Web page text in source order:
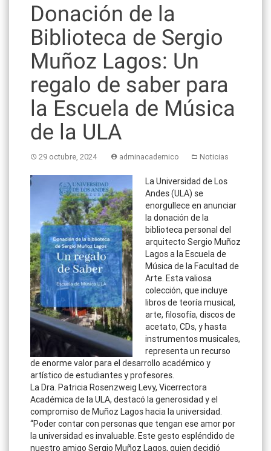
Donación de la
Biblioteca de Sergio
Muñoz Lagos: Un
regalo de saber para
la Escuela de Música
de la ULA
29 octubre, 2024 adminacademico Noticias
La Universidad de Los
Andes (ULA) se
enorgullece en anunciar
la donación de la
biblioteca personal del
arquitecto Sergio Muñoz
Lagos a la Escuela de
Música de la Facultad de
Arte. Esta valiosa
colección, que incluye
libros de teoría musical,
arte, filosofía, discos de
acetato, CDs, y hasta
instrumentos musicales,
representa un recurso
de enorme valor para el desarrollo académico y
artístico de estudiantes y profesores.
La Dra. Patricia Rosenzweig Levy, Vicerrectora
Académica de la ULA, destacó la generosidad y el
compromiso de Muñoz Lagos hacia la universidad.
“Poder contar con personas que tengan ese amor por
la universidad es invaluable. Este gesto espléndido de
nuestro amigo Sergio Muñoz Lagos, quien decidió